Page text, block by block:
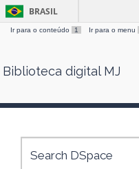
Skip
BRASIL
Ir para o conteúdo 1 Ir para o menu
Biblioteca digital MJ